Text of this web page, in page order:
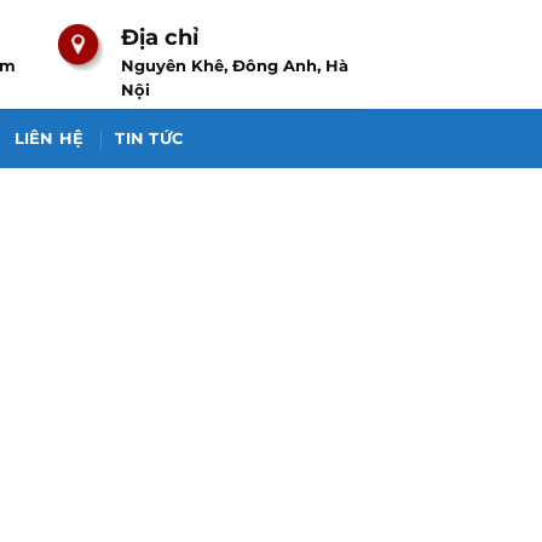
Địa chỉ
Nguyên Khê, Đông Anh, Hà
Nội
LIÊN HỆ TIN TỨC